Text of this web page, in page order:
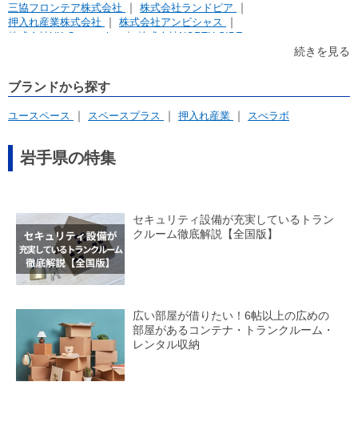
三協フロンテア株式会社
株式会社ランドピア
押入れ産業株式会社
株式会社アンビシャス
株式会社UK Corporation
株式会社NORTH SIDE
続きを見る
ブランドから探す
ユースペース スペースプラス 押入れ産業 スぺラボ
岩手県の特集
セキュリティ設備が充実しているトラン
クルーム徹底解説【全国版】
広い部屋が借りたい！6帖以上の広めの
部屋があるコンテナ・トランクルーム・
レンタル収納